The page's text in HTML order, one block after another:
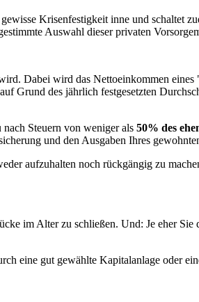
Krisenfestigkeit inne und schaltet
Auswahl dieser privaten
Dabei wird das Nettoeinkommen
Grund des jährlich festgesetzten
nach Steuern von weniger als 50% des
und den Ausgaben Ihres
aufzuhalten noch rückgängig zu
im Alter zu schließen. Und: Je eher
eine gut gewählte Kapitalanlage oder